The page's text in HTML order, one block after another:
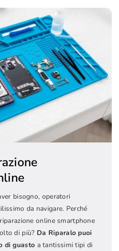
bisogno, operatori
da navigare. Perché
online smartphone
di più? Da Riparalo puoi
di guasto a tantissimi tipi di